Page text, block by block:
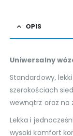
OPIS
Uniwersalny
Standardowy,
szerokościach
wewnątrz oraz na
Lekka i
wysoki komfort